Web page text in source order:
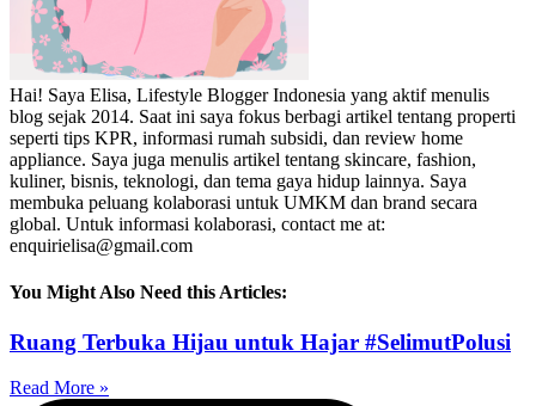
Hai! Saya Elisa, Lifestyle Blogger Indonesia yang aktif menulis
blog sejak 2014. Saat ini saya fokus berbagi artikel tentang properti
seperti tips KPR, informasi rumah subsidi, dan review home
appliance. Saya juga menulis artikel tentang skincare, fashion,
kuliner, bisnis, teknologi, dan tema gaya hidup lainnya. Saya
membuka peluang kolaborasi untuk UMKM dan brand secara
global. Untuk informasi kolaborasi, contact me at:
enquirielisa@gmail.com
You Might Also Need this Articles:
Ruang Terbuka Hijau untuk Hajar #SelimutPolusi
Read More »